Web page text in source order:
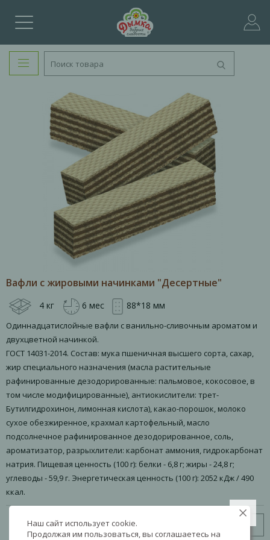
Вафли с жировыми начинками "Десертные"
4 кг 6 мес 88*18 мм
Одиннадцатислойные вафли с ванильно-сливочным ароматом и
двухцветной начинкой.
ГОСТ 14031-2014. Состав: мука пшеничная высшего сорта, сахар,
жир специального назначения (масла растительные
рафинированные дезодорированные: пальмовое, кокосовое, в
том числе модифицированные), антиокислители: трет-
Бутилгидрохинон, лимонная кислота), какао-порошок, молоко
сухое обезжиренное, крахмал картофельный, масло
подсолнечное рафинированное дезодорированное, соль,
ароматизатор, разрыхлители: карбонат аммония, гидрокарбонат
натрия. Пищевая ценность (100 г): белки - 6,8 г; жиры - 24,8 г;
углеводы - 59,9 г. Энергетическая ценность (100 г): 2052 кДж / 490
ккал.
Узнать цену
Наш сайт использует cookie.
Продолжая им пользоваться, вы соглашаетесь на